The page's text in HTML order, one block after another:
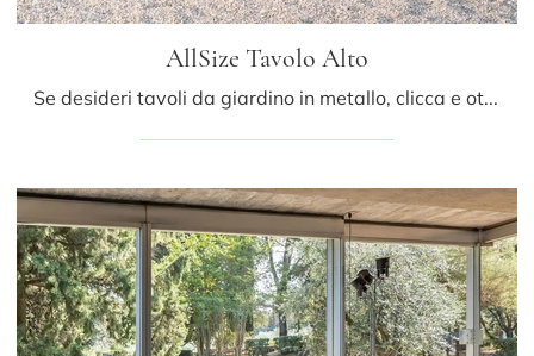
AllSize Tavolo Alto
Se desideri tavoli da giardino in metallo, clicca e ottieni informazioni sul modello AllSize Tavolo Alto dell'azienda Fast.